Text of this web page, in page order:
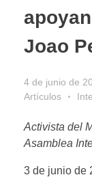
Joao
4 de junio de
Artículos
Activista del
Asamblea
3 de junio de